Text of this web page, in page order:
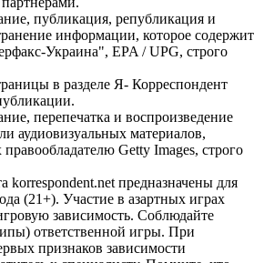
публикация, републикация и
информации, которое содержит
Украина", EPA / UPG, строго
в разделе Я- Корреспондент
перепечатка и воспроизведение
аудиовизуальных материалов,
Getty Images, строго
korrespondent.net предназначены для
(21+). Участие в азартных играх
зависимость. Соблюдайте
ответственной игры. При
признаков зависимости